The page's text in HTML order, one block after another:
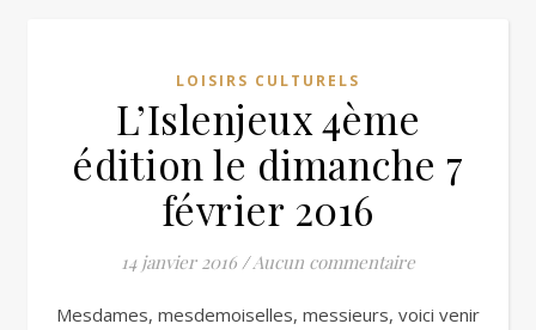
LOISIRS CULTURELS
L’Islenjeux 4ème
édition le dimanche 7
février 2016
14 janvier 2016 /Aucun commentaire
Mesdames, mesdemoiselles, messieurs, voici venir